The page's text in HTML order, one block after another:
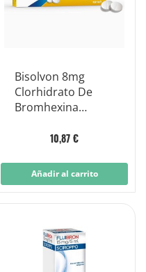
Bisolvon 8mg
Clorhidrato De
Bromhexina
Comprimidos
10,87 €
Añadir al carrito